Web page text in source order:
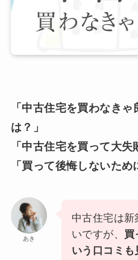
「中古住宅を買わなき
は？」
「中古住宅を買って大失
「買って後悔しないため
あき
中古住宅は新
いですが、 買
いう口コミも